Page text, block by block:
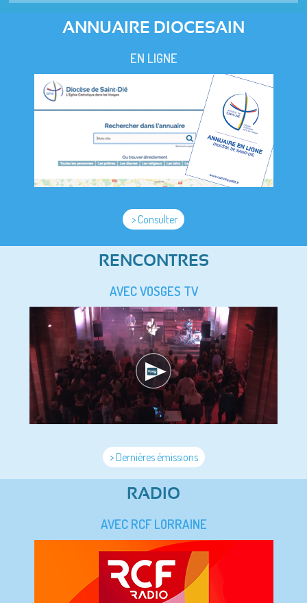
ANNUAIRE DIOCESAIN
EN LIGNE
> Consulter
RENCONTRES
AVEC VOSGES TV
> Dernières émissions
RADIO
AVEC RCF LORRAINE